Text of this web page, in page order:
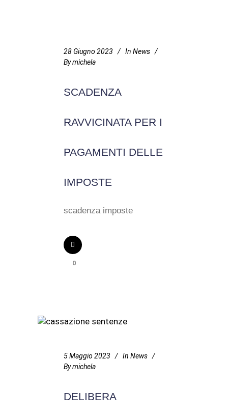
28 Giugno 2023 In News
Bymichela
SCADENZA
RAVVICINATA PER I
PAGAMENTI DELLE
IMPOSTE
scadenza imposte
0
5 Maggio 2023 In News
Bymichela
DELIBERA